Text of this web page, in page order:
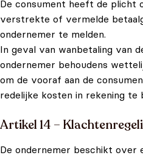
De consument heeft de plicht
verstrekte of vermelde
ondernemer te melden.
In geval van wanbetaling van
ondernemer behoudens
om de vooraf aan de
redelijke kosten in rekening te
Artikel 14 –
De ondernemer beschikt over